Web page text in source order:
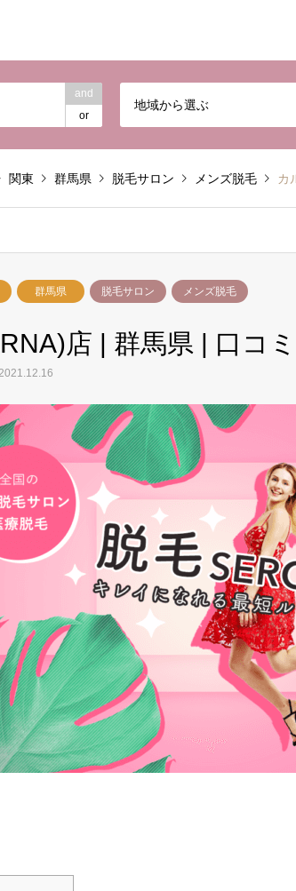
and
or
地域から選ぶ
関東 群馬県 脱毛サロン メンズ脱毛 カ
群馬県 脱毛サロン メンズ脱毛
店 | 群馬県 | 口コ